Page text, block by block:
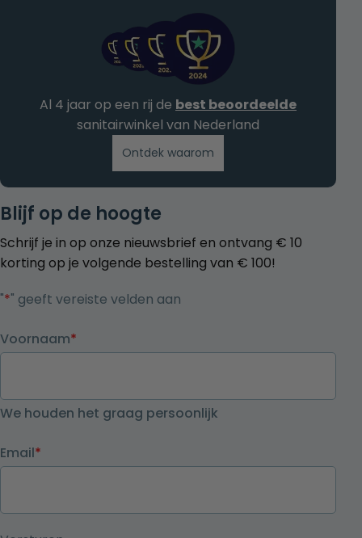
Blijf op de hoogte
Schrijf je in op onze nieuwsbrief en ontvang € 10
korting op je volgende bestelling van € 100!
"*" geeft vereiste velden aan
Voornaam*
We houden het graag persoonlijk
Email*
Al 4 jaar op een rij de best beoordeelde
sanitairwinkel van Nederland
Ontdek waarom